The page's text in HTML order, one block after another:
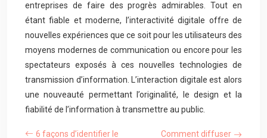
entreprises de faire des progrès admirables. Tout en
étant fiable et moderne, l’interactivité digitale offre de
nouvelles expériences que ce soit pour les utilisateurs des
moyens modernes de communication ou encore pour les
spectateurs exposés à ces nouvelles technologies de
transmission d’information. L’interaction digitale est alors
une nouveauté permettant l’originalité, le design et la
fiabilité de l’information à transmettre au public.
6 façons d’identifier le
Comment diffuser